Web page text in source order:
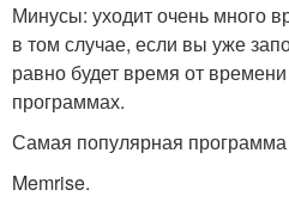
Минусы: уходит очень много
в том случае, если вы уже
равно будет время от
программах.
Самая популярная программа
Memrise.